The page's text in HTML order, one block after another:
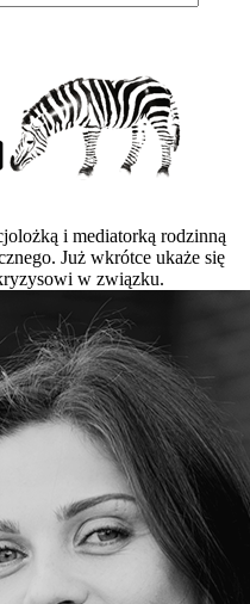
i mediatorką rodzinną
Już wkrótce ukaże się
w związku.